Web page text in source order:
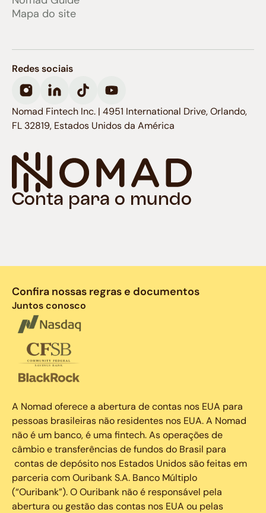
Mapa do site
Conta para o mundo
Redes sociais
Nomad Fintech Inc. | 4951 International Drive, Orlando,
FL 32819, Estados Unidos da América
Confira nossas regras e documentos
Juntos conosco
A Nomad oferece a abertura de contas nos EUA para
pessoas brasileiras não residentes nos EUA. A Nomad
não é um banco, é uma fintech. As operações de
câmbio e transferências de fundos do Brasil para
contas de depósito nos Estados Unidos são feitas em
parceria com Ouribank S.A. Banco Múltiplo
(“Ouribank”). O Ouribank não é responsável pela
abertura ou gestão das contas nos EUA ou pelas